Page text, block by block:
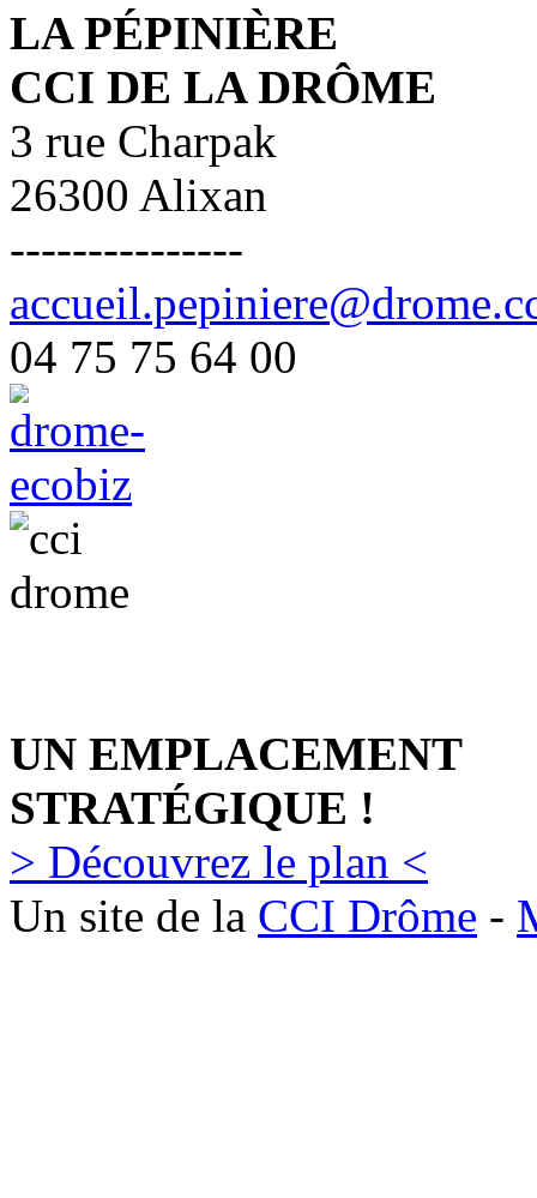
LA PÉPINIÈRE
CCI DE LA DRÔME
3 rue Charpak
26300 Alixan
---------------
04 75 75 64 00
UN EMPLACEMENT
STRATÉGIQUE !
> Découvrez le plan <
Un site de la CCI Drôme -